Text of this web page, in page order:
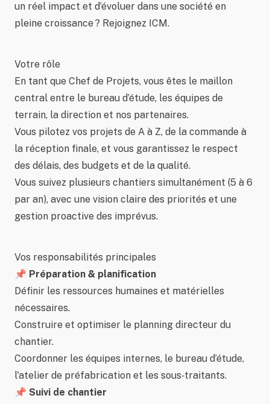
un réel impact et d’évoluer dans une société en
pleine croissance ? Rejoignez ICM.
Votre rôle
En tant que Chef de Projets, vous êtes le maillon
central entre le bureau d’étude, les équipes de
terrain, la direction et nos partenaires.
Vous pilotez vos projets de A à Z, de la commande à
la réception finale, et vous garantissez le respect
des délais, des budgets et de la qualité.
Vous suivez plusieurs chantiers simultanément (5 à 6
par an), avec une vision claire des priorités et une
gestion proactive des imprévus.
Vos responsabilités principales
📌 Préparation & planification
Définir les ressources humaines et matérielles
nécessaires.
Construire et optimiser le planning directeur du
chantier.
Coordonner les équipes internes, le bureau d’étude,
l'atelier de préfabrication et les sous‑traitants.
📌 Suivi de chantier